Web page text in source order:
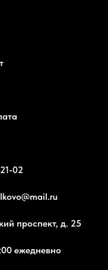
02
проспект, д. 25
ежедневно